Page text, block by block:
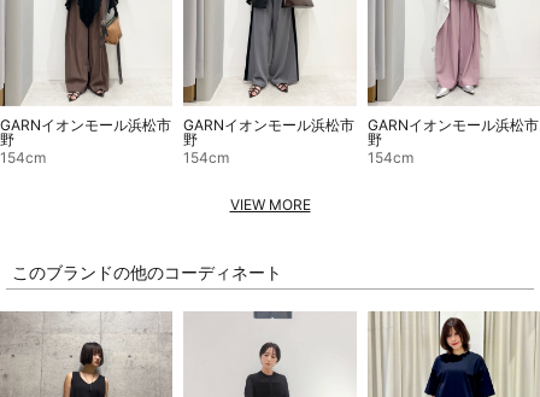
GARNイオンモール浜松市
野
154cm
GARNイオンモール浜松市
野
154cm
GARNイオンモール浜松市
野
154cm
VIEW MORE
このブランドの他のコーディネート